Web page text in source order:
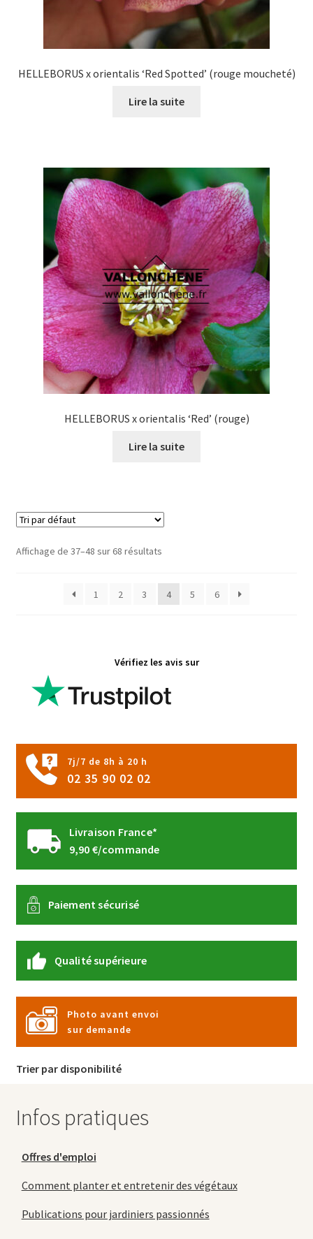
HELLEBORUS x orientalis ‘Red Spotted’ (rouge moucheté)
Lire la suite
HELLEBORUS x orientalis ‘Red’ (rouge)
Lire la suite
Affichage de 37–48 sur 68 résultats
1 2 3 4 5 6
Vérifiez les avis sur
7j/7 de 8h à 20 h
02 35 90 02 02
Livraison France*
9,90 €/commande
Paiement sécurisé
Qualité supérieure
Photo avant envoi
sur demande
Trier par disponibilité
Infos pratiques
Offres d'emploi
Comment planter et entretenir des végétaux
Publications pour jardiniers passionnés